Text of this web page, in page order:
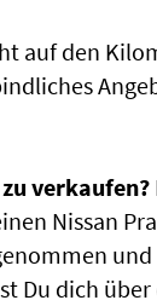
auf den
verkaufen?
Nissan
Du dich